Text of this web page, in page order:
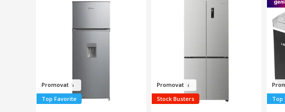
Promovat
Top Favorite
Promovat
Stock Busters
Top